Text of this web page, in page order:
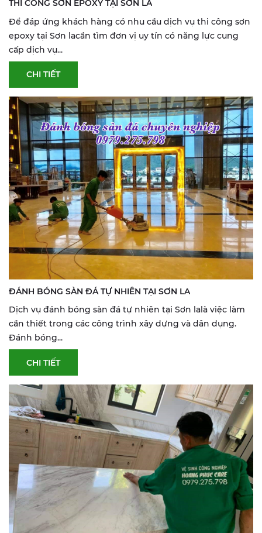
THI CÔNG SƠN EPOXY TẠI SƠN LA
Để đáp ứng khách hàng có nhu cầu dịch vụ thi công sơn
epoxy tại Sơn lacần tìm đơn vị uy tín có năng lực cung
cấp dịch vụ...
CHI TIẾT
ĐÁNH BÓNG SÀN ĐÁ TỰ NHIÊN TẠI SƠN LA
Dịch vụ đánh bóng sàn đá tự nhiên tại Sơn lalà việc làm
cần thiết trong các công trình xây dựng và dân dụng.
Đánh bóng...
CHI TIẾT